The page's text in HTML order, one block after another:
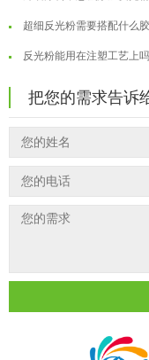
温变粉"罢工"指南：为...
温变粉到底怕不怕酸碱和酒
夜间安全卫士：丝印反光粉
超细反光粉需要搭配什么
反光粉能用在注塑工艺上
反光粉太久不用结块要怎么
外墙涂料中怎么添加反光
反光粉能用在注塑工艺上吗
把您的需求告诉